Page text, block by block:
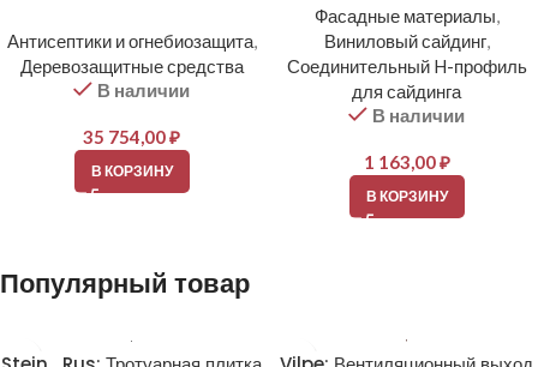
Антисептики и огнебиозащита,
Деревозащитные средства
В наличии
35 754,00₽
В КОРЗИНУ
Фасадные материалы,
Виниловый сайдинг,
Соединительный H-профиль
для сайдинга
В наличии
1 163,00₽
В КОРЗИНУ
Популярный товар